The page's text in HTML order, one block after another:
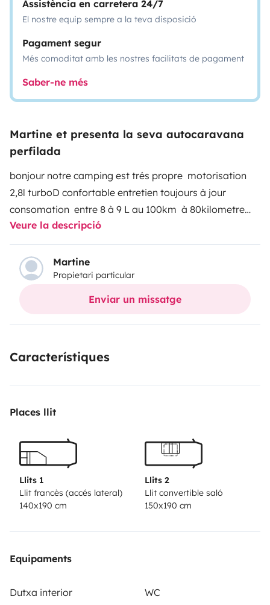
Assistència en carretera 24/7
El nostre equip sempre a la teva disposició
Pagament segur
Més comoditat amb les nostres facilitats de pagament
Saber-ne més
Martine et presenta la seva autocaravana
perfilada
bonjour notre camping est trés propre motorisation
2,8l turboD confortable entretien toujours à jour
consomation entre 8 à 9 L au 100km à 80kilometre
heure pas gourmand
Veure la descripció
Martine
Propietari particular
Enviar un missatge
Característiques
Places llit
Llits 1
Llit francès (accés lateral)
140x190 cm
Llits 2
Llit convertible saló
150x190 cm
Equipaments
Dutxa interior
WC